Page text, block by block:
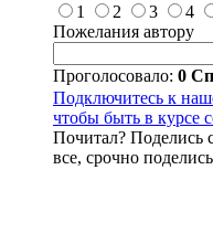
1
2 3 4
Пожелания автору
Проголосовало: 0
Подключитесь к
чтобы быть в курсе
Почитал? Поделись
все, срочно